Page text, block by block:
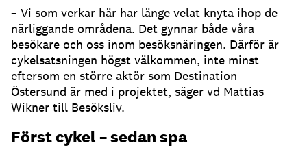
– Vi som verkar här har länge velat knyta ihop de
närliggande områdena. Det gynnar både våra
besökare och oss inom besöksnäringen. Därför är
cykelsatsningen högst välkommen, inte minst
eftersom en större aktör som Destination
Östersund är med i projektet, säger vd Mattias
Wikner till Besöksliv.
Först cykel – sedan spa